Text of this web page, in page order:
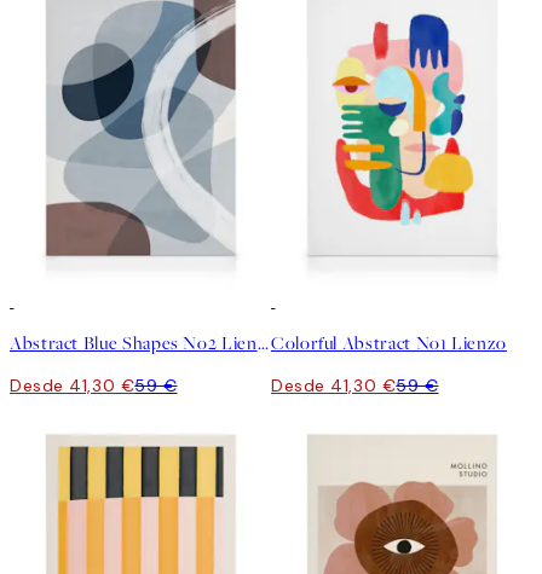
Abstract Blue Shapes No2 Lienzo
Desde 41,30 €59 €
Colorful Abstract No1 Lienzo
Desde 41,30 €59 €